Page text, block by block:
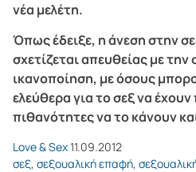
νέα μελέτη.
Όπως έδειξε, η άνεση στην
σχετίζεται απευθείας με την
ικανοποίηση, με όσους
ελεύθερα για το σεξ να
πιθανότητες να το κάνουν
Love & Sex11.09.2012
σεξ, σεξουαλική επαφή,